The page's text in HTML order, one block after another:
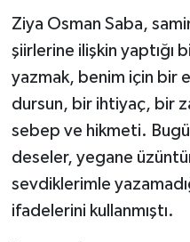
Ziya Osman Saba,
şiirlerine ilişkin yaptığı
yazmak, benim için bir
dursun, bir ihtiyaç, bir
sebep ve hikmeti.
deseler, yegane
sevdiklerimle
ifadelerini kullanmıştı.